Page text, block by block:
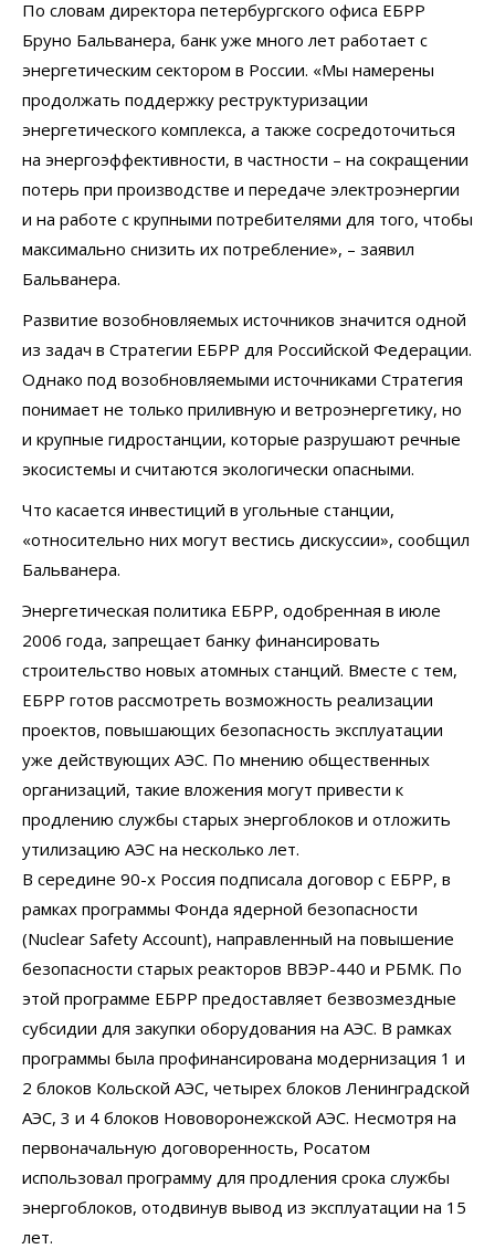
По словам директора петербургского офиса ЕБРР
Бруно Бальванера, банк уже много лет работает с
энергетическим сектором в России. «Мы намерены
продолжать поддержку реструктуризации
энергетического комплекса, а также сосредоточиться
на энергоэффективности, в частности – на сокращении
потерь при производстве и передаче электроэнергии
и на работе с крупными потребителями для того, чтобы
максимально снизить их потребление», – заявил
Бальванера.
Развитие возобновляемых источников значится одной
из задач в Стратегии ЕБРР для Российской Федерации.
Однако под возобновляемыми источниками Стратегия
понимает не только приливную и ветроэнергетику, но
и крупные гидростанции, которые разрушают речные
экосистемы и считаются экологически опасными.
Что касается инвестиций в угольные станции,
«относительно них могут вестись дискуссии», сообщил
Бальванера.
Энергетическая политика ЕБРР, одобренная в июле
2006 года, запрещает банку финансировать
строительство новых атомных станций. Вместе с тем,
ЕБРР готов рассмотреть возможность реализации
проектов, повышающих безопасность эксплуатации
уже действующих АЭС. По мнению общественных
организаций, такие вложения могут привести к
продлению службы старых энергоблоков и отложить
утилизацию АЭС на несколько лет.
В середине 90-х Россия подписала договор с ЕБРР, в
рамках программы Фонда ядерной безопасности
(Nuclear Safety Account), направленный на повышение
безопасности старых реакторов ВВЭР-440 и РБМК. По
этой программе ЕБРР предоставляет безвозмездные
субсидии для закупки оборудования на АЭС. В рамках
программы была профинансирована модернизация 1 и
2 блоков Кольской АЭС, четырех блоков Ленинградской
АЭС, 3 и 4 блоков Нововоронежской АЭС. Несмотря на
первоначальную договоренность, Росатом
использовал программу для продления срока службы
энергоблоков, отодвинув вывод из эксплуатации на 15
лет.